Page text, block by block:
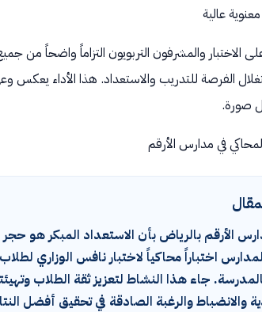
عالية
الاختبار والمشرفون التربويون التزاماً واضحاً
الفرصة للتدريب والاستعداد. هذا الأداء يعكس
صورة.
في مدارس الأرقم
الأرقم بالرياض بأن الاستعداد المبكر هو حجر
اختباراً محاكياً لاختبار نافس الوزاري
جاء هذا النشاط لتعزيز ثقة الطلاب
والانضباط والرغبة الصادقة في تحقيق أفضل